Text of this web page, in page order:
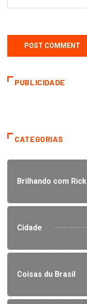
PUBLICIDADE
CATEGORIAS
Brilhando com Rick
Cidade
Coisas du Brasil